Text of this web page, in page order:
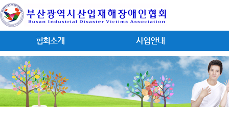
협회소개 사업안내